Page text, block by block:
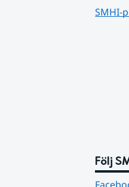
SMHI-
Följ